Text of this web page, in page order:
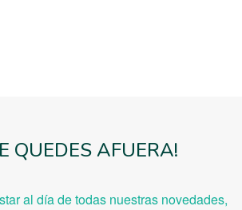
QUEDES AFUERA!
al día de todas nuestras novedades,